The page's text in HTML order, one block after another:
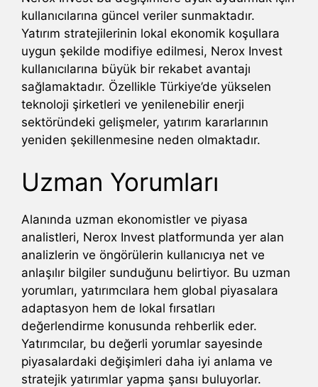
kullanıcılarına güncel veriler sunmaktadır.
Yatırım stratejilerinin lokal ekonomik koşullara
uygun şekilde modifiye edilmesi, Nerox Invest
kullanıcılarına büyük bir rekabet avantajı
sağlamaktadır. Özellikle Türkiye’de yükselen
teknoloji şirketleri ve yenilenebilir enerji
sektöründeki gelişmeler, yatırım kararlarının
yeniden şekillenmesine neden olmaktadır.
Uzman Yorumları
Alanında uzman ekonomistler ve piyasa
analistleri, Nerox Invest platformunda yer alan
analizlerin ve öngörülerin kullanıcıya net ve
anlaşılır bilgiler sunduğunu belirtiyor. Bu uzman
yorumları, yatırımcılara hem global piyasalara
adaptasyon hem de lokal fırsatları
değerlendirme konusunda rehberlik eder.
Yatırımcılar, bu değerli yorumlar sayesinde
piyasalardaki değişimleri daha iyi anlama ve
stratejik yatırımlar yapma şansı buluyorlar.